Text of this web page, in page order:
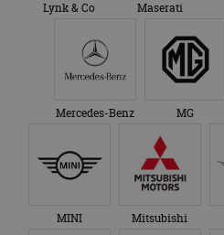
Lynk & Co Maserati
Mercedes-Benz MG
MINI Mitsubishi